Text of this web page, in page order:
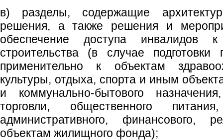
в) разделы, содержащие
решения, а также решения и
обеспечение доступа инвалидов к
строительства (в случае подготовки
применительно к объектам
культуры, отдыха, спорта и иным
и коммунально-бытового
торговли, общественного
административного, финансового,
объектам жилищного фонда);